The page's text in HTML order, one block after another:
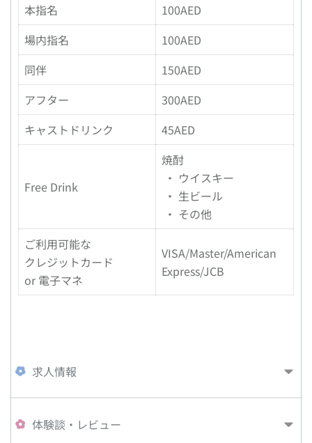
求人情報
体験談・レビュー
本指名
100AED
場内指名
100AED
同伴
150AED
アフター
300AED
キャストドリンク
45AED
Free Drink
焼酎
・ ウイスキー
・ 生ビール
・ その他
ご利用可能な
クレジットカード
or 電子マネ
VISA/Master/American
Express/JCB